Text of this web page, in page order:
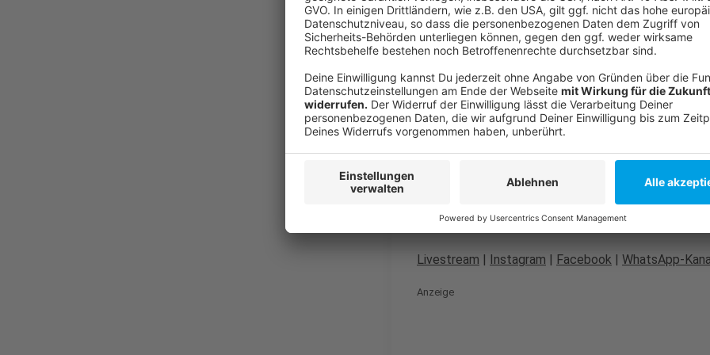
Prozess: Mann soll Frau und Baby getötet haben
Täter flüchtet nach Raub auf Taxifahrer
Düsseldorfer Aktionen gegen Gewalt an Frauen
Anzeige
Folge uns für mehr News & Updates:
Livestream | Instagram | Facebook | WhatsApp-
Anzeige